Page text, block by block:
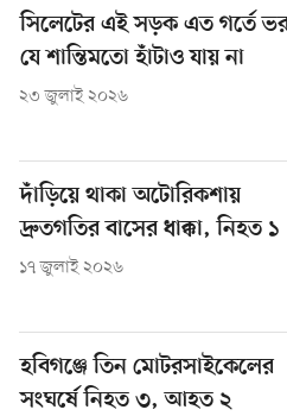
সিলেটের এই সড়ক এত গর্তে
যে শান্তিমতো হাঁটাও যায় না
২৩ জুলাই ২০২৬
দাঁড়িয়ে থাকা অটোরিকশায়
দ্রুতগতির বাসের ধাক্কা, নিহত ১
১৭ জুলাই ২০২৬
হবিগঞ্জে তিন মোটরসাইকেলের
সংঘর্ষে নিহত ৩, আহত ২